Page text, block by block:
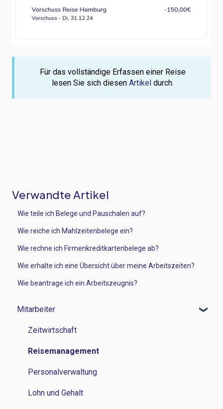
Für das vollständige Erfassen einer Reise
lesen Sie sich diesen Artikel durch.
Verwandte Artikel
Wie teile ich Belege und Pauschalen auf?
Wie reiche ich Mahlzeitenbelege ein?
Wie rechne ich Firmenkreditkartenbelege ab?
Wie erhalte ich eine Übersicht über meine Arbeitszeiten?
Wie beantrage ich ein Arbeitszeugnis?
Mitarbeiter
Zeitwirtschaft
Reisemanagement
Personalverwaltung
Lohn und Gehalt